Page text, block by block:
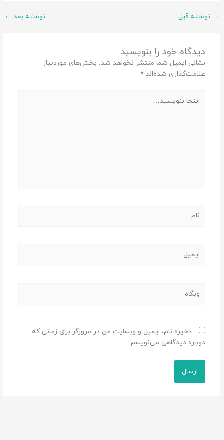
→ نوشته قبل نوشته بعد ←
دیدگاه‌ خود را بنویسید
نشانی ایمیل شما منتشر نخواهد شد. بخش‌های موردنیاز
علامت‌گذاری شده‌اند *
بنویسید…
ذخیره نام، ایمیل و وبسایت من در مرورگر برای زمانی که
دوباره دیدگاهی می‌نویسم.